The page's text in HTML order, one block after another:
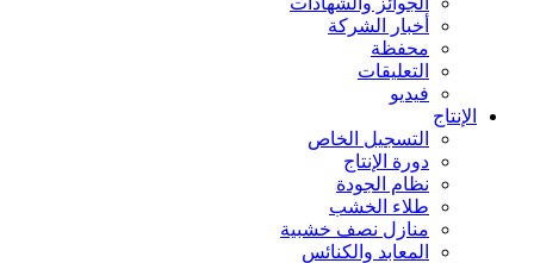
أخبار الشركة
محفظة
التعليقات
فيديو
الإنتاج
التسجيل الخاص
دورة الإنتاج
نظام الجودة
طلاء الخشب
منازل نصف خشبية
المعابد والكنائس